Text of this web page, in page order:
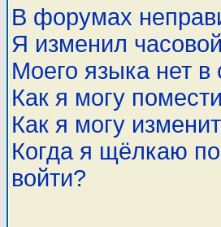
В форумах
Я изменил
Моего языка нет в
Как я могу
Как я могу
Когда я щёлкаю
войти?